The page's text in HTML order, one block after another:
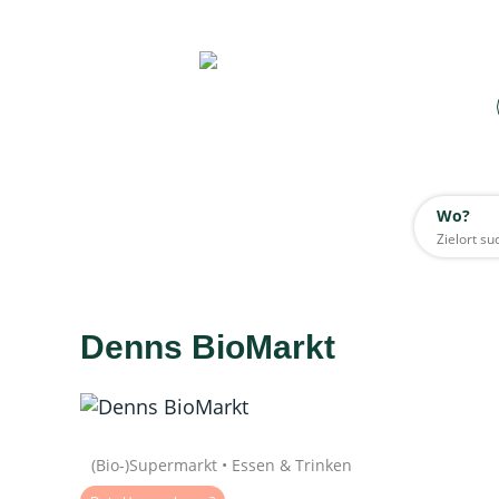
Wo?
Wo?
Daten werden geladen
Denns BioMarkt
(Bio-)Supermarkt • Essen & Trinken